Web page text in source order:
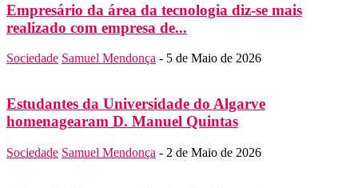
Empresário da área da tecnologia diz-se mais
realizado com empresa de...
Sociedade Samuel Mendonça - 5 de Maio de 2026
Estudantes da Universidade do Algarve
homenagearam D. Manuel Quintas
Sociedade Samuel Mendonça - 2 de Maio de 2026